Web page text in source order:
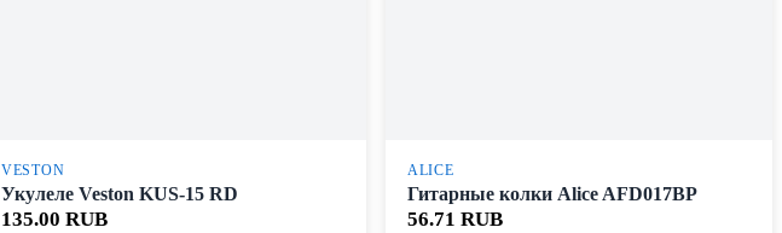
VESTON
Укулеле Veston KUS-15 RD
135.00 RUB
ALICE
Гитарные колки Alice AFD017BP
56.71 RUB